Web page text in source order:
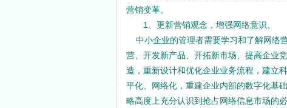
营销变革。
1、更新营销观念，增强网络意识。
中小企业的管理者需要学习和了解网络
营、开发新产品、开拓新市场、提高企业
造，重新设计和优化企业业务流程，建立
平化、网络化，重建企业内部的数字化基
略高度上充分认识到抢占网络信息市场的